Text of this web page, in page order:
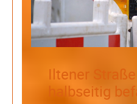
Iltener
halbseitig